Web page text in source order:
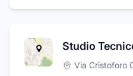
Via Cristoforo